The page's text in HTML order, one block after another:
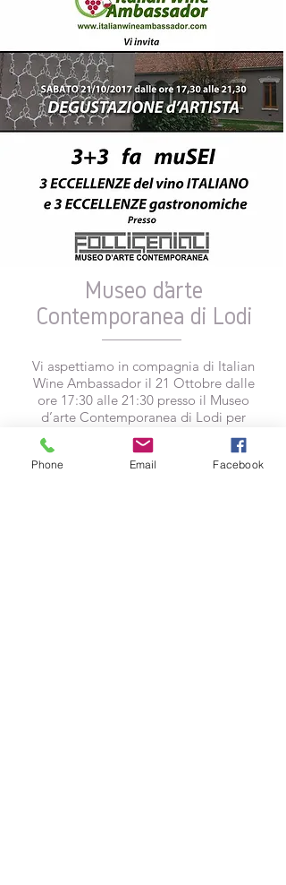
Museo d’arte
Contemporanea di Lodi
Vi aspettiamo in compagnia di Italian
Wine Ambassador il 21 Ottobre dalle
ore 17:30 alle 21:30 presso il Museo
d’arte Contemporanea di Lodi per
una degustazione artistica! L’incasso
della serata darà devoluto alla
fondazione Onlus La Bergognone La
Phone Email Facebook